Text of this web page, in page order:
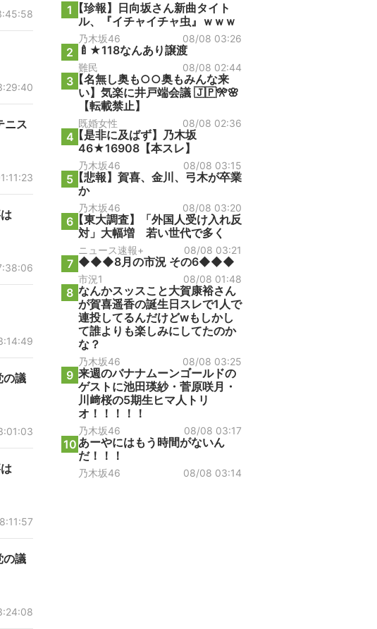
ニス
の議
の議
1 【珍報】日向坂さん新曲タイト
ル、『イチャイチャ虫』ｗｗｗ
乃木坂46 08/08 03:26
2 🍼★118なんあり譲渡
難民 08/08 02:44
3【名無し奥も○○奥もみんな来
い】気楽に井戸端会議 🇯🇵🎌🌸
【転載禁止】
既婚女性 08/08 02:36
4【是非に及ばず】乃木坂
46★16908【本スレ】
乃木坂46 08/08 03:15
5【悲報】賀喜、金川、弓木が卒業
か
乃木坂46 08/08 03:20
6【東大調査】「外国人受け入れ反
対」大幅増 若い世代で多く
ニュース速報+ 08/08 03:21
7 ◆◆◆8月の市況 その6◆◆◆
市況1 08/08 01:48
8 なんかスッスこと大賀康裕さん
が賀喜遥香の誕生日スレで1人で
連投してるんだけどwもしかし
て誰よりも楽しみにしてたのか
な？
乃木坂46 08/08 03:25
9 来週のバナナムーンゴールドの
ゲストに池田瑛紗・菅原咲月・
川﨑桜の5期生ヒマ人トリ
オ！！！！！
乃木坂46 08/08 03:17
10 あーやにはもう時間がないん
だ！！！
乃木坂46 08/08 03:14